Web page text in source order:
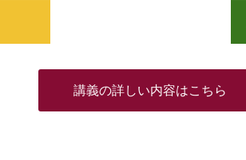
講義の詳しい内容はこちら